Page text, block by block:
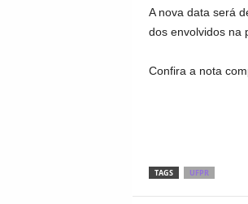
A nova data será
dos envolvidos na
Confira a nota
TAGS UFPR